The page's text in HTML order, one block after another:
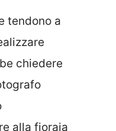
tendono a
chiedere
alla fioraia